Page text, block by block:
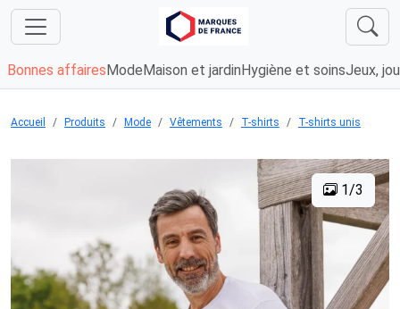
Bonnes affaires Mode Maison et jardin Hygiène et soinsJeux,
Accueil Produits Mode Vêtements T-shirts T-shirts unis
1/3